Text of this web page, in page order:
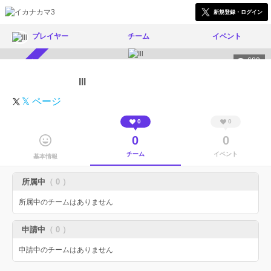
新規登録・ログイン
プレイヤー チーム イベント
680
𝕏 ページ
基本情報
0
0
チーム
0
0
イベント
所属中 （ 0 ）
所属中のチームはありません
申請中 （ 0 ）
申請中のチームはありません